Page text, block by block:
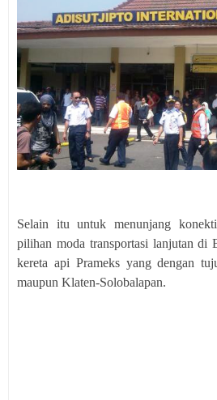
Selain itu untuk menunjang
pilihan moda transportasi lanjutan di
kereta api Prameks yang dengan
maupun Klaten-Solobalapan.